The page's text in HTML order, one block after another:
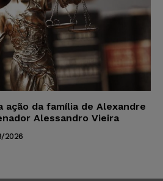
ação da família de Alexandre
Alessandro Vieira
2026